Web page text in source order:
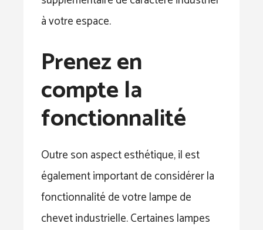
à votre espace.
Prenez en
compte la
fonctionnalité
Outre son aspect esthétique, il est
également important de considérer la
fonctionnalité de votre lampe de
chevet industrielle. Certaines lampes